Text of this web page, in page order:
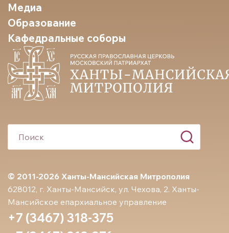
© 2011-2026 Ханты-Мансийская Митрополия
628012, г. Ханты-Мансийск, ул. Чехова, 2. Ханты-
Мансийское епархиальное управление
+7 (3467) 318-375
Медиа
Образование
Кафедральные соборы